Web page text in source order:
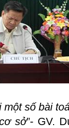
số bài
sở”- GV.